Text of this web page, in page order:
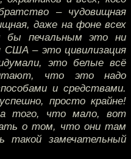
– чудовищная
даже на фоне всех
печальным это ни
США – это цивилизация
это белые всё
что это надо
и средствами.
просто крайне!
того, что мало, вот
о том, что они там
такой замечательный